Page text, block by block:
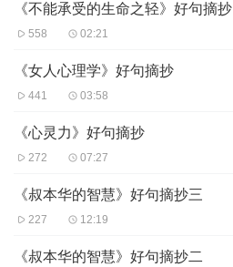
《不能承受的生命之轻》好句摘抄
558 02:21
《女人心理学》好句摘抄
441 03:58
《心灵力》好句摘抄
272 07:27
《叔本华的智慧》好句摘抄三
227 12:19
《叔本华的智慧》好句摘抄二